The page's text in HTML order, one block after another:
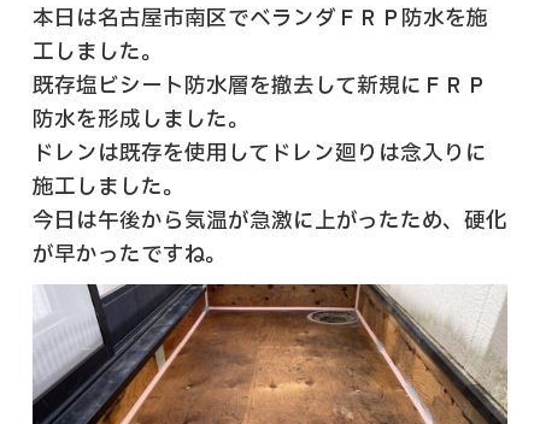
本日は名古屋市南区でベランダＦＲＰ防水を施
工しました。
既存塩ビシート防水層を撤去して新規にＦＲＰ
防水を形成しました。
ドレンは既存を使用してドレン廻りは念入りに
施工しました。
今日は午後から気温が急激に上がったため、硬化
が早かったですね。